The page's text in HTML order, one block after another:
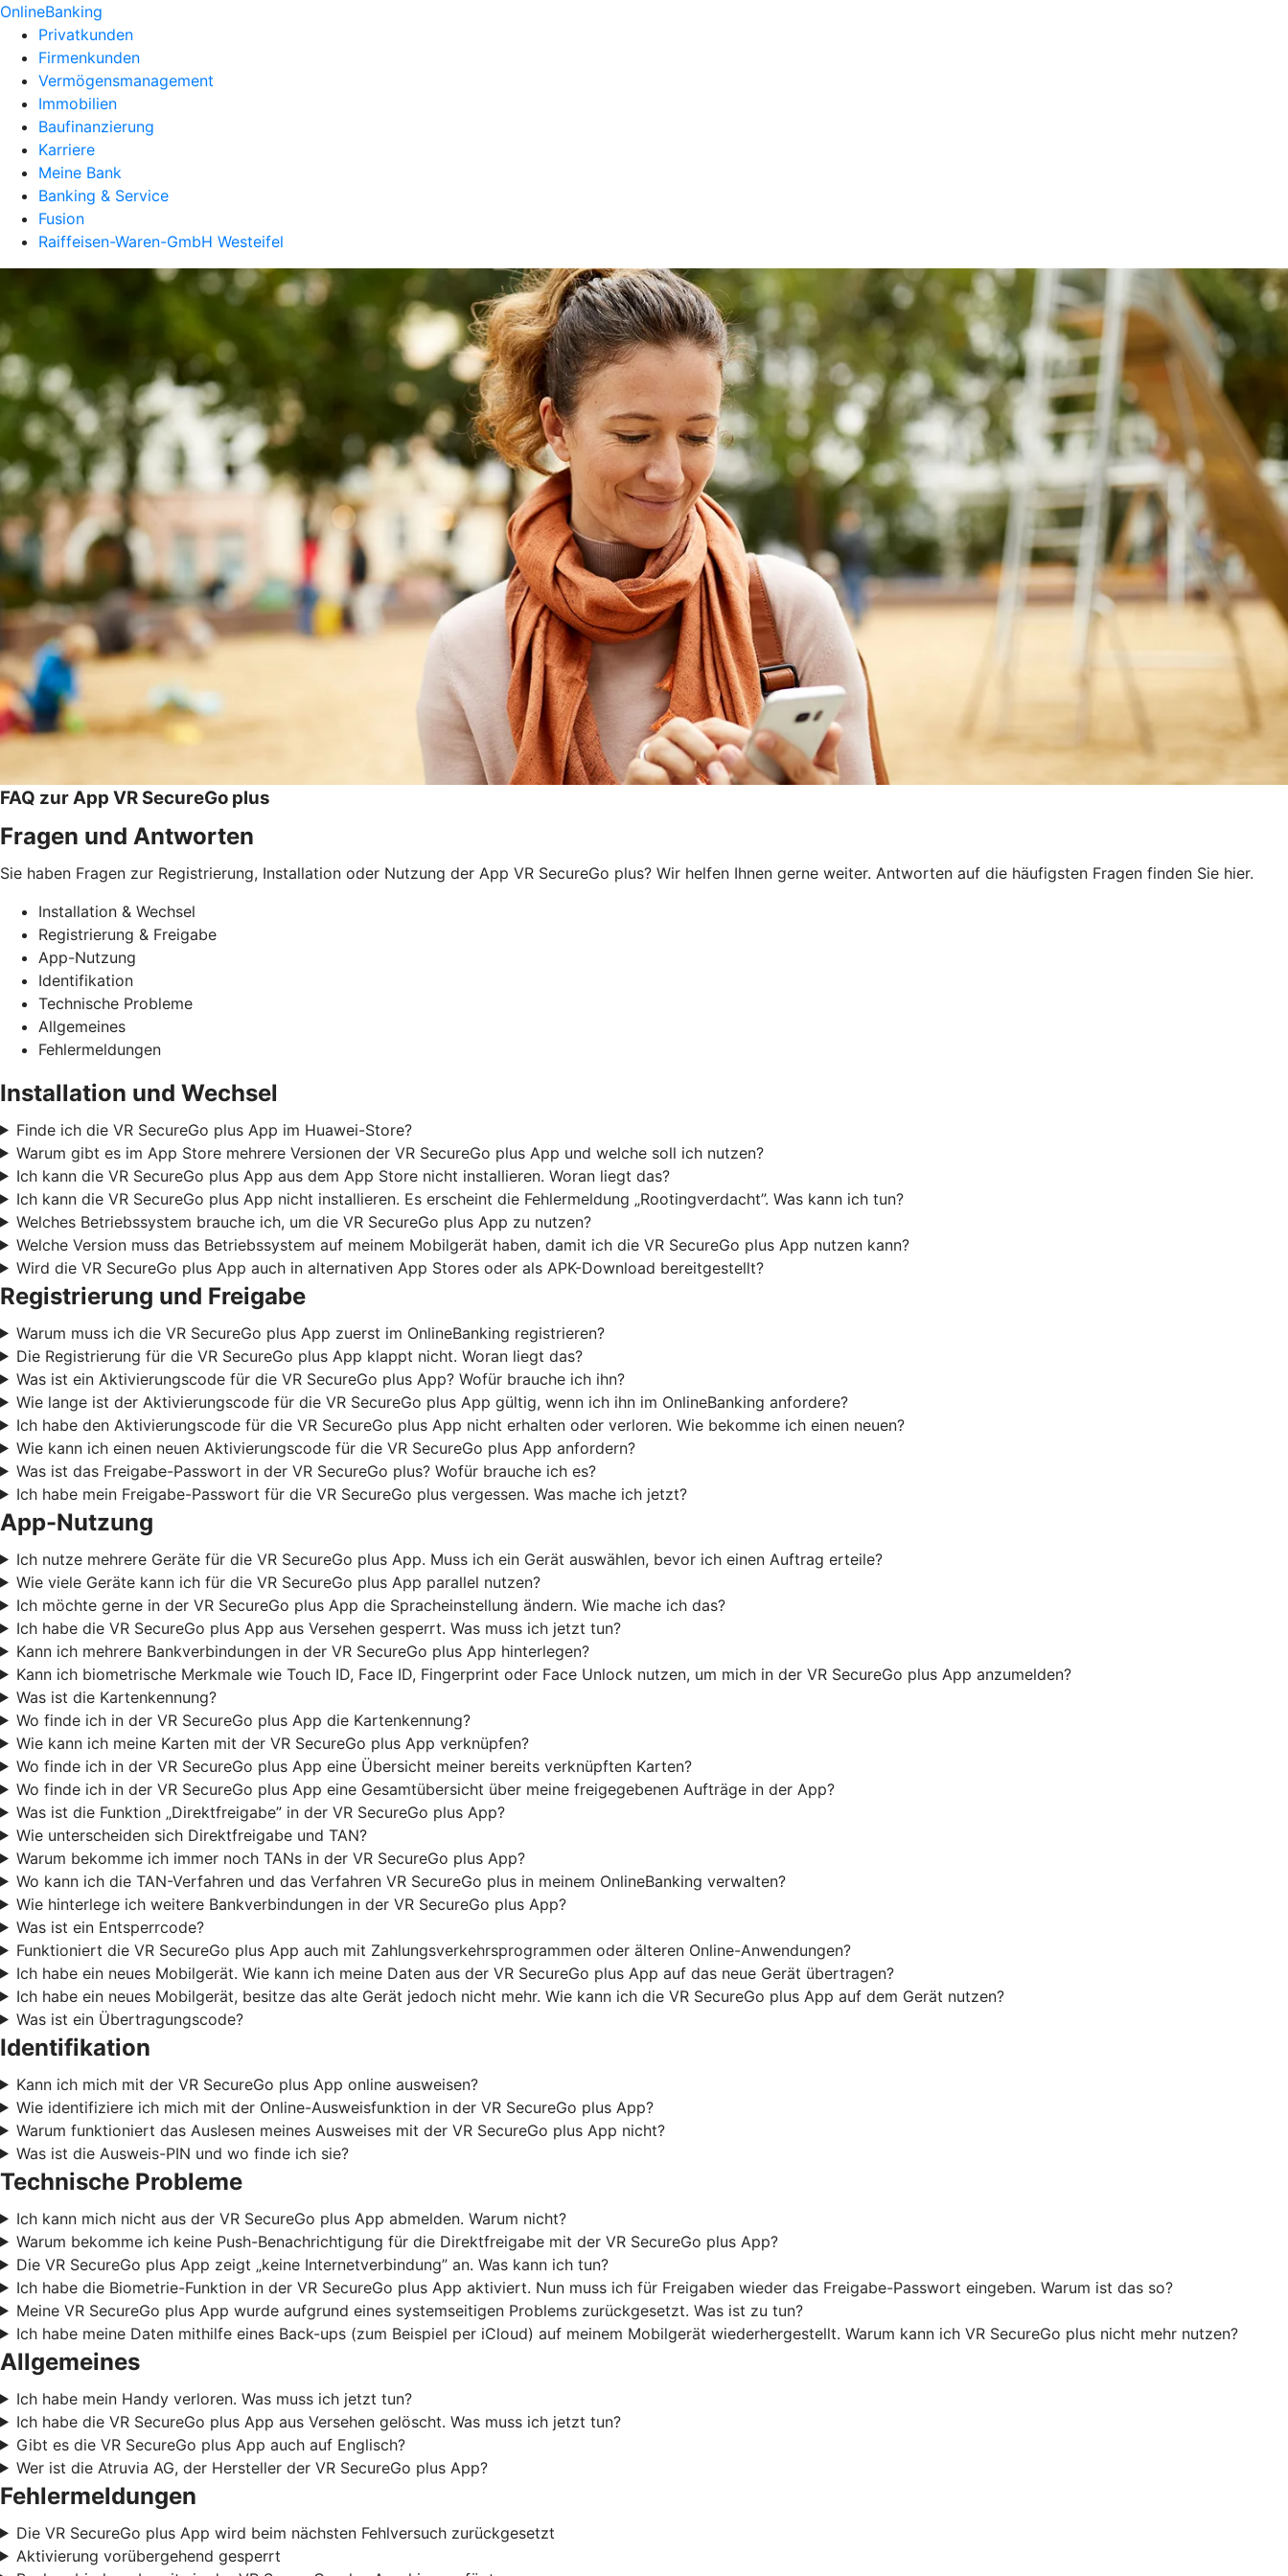
OnlineBanking
Privatkunden
Firmenkunden
Vermögensmanagement
Immobilien
Baufinanzierung
Karriere
Meine Bank
Banking & Service
Fusion
Raiffeisen-Waren-GmbH Westeifel
FAQ zur App VR SecureGo plus
Fragen und Antworten
Sie haben Fragen zur Registrierung, Installation oder Nutzung der App VR SecureGo plus? Wir helfen Ihnen gerne weiter. Antworten auf die häufigsten Fragen finden Sie hier.
Installation & Wechsel
Registrierung & Freigabe
App-Nutzung
Identifikation
Technische Probleme
Allgemeines
Fehlermeldungen
Installation und Wechsel
Finde ich die VR SecureGo plus App im Huawei-Store?
Warum gibt es im App Store mehrere Versionen der VR SecureGo plus App und welche soll ich nutzen?
Ich kann die VR SecureGo plus App aus dem App Store nicht installieren. Woran liegt das?
Ich kann die VR SecureGo plus App nicht installieren. Es erscheint die Fehlermeldung „Rootingverdacht”. Was kann ich tun?
Welches Betriebssystem brauche ich, um die VR SecureGo plus App zu nutzen?
Welche Version muss das Betriebssystem auf meinem Mobilgerät haben, damit ich die VR SecureGo plus App nutzen kann?
Wird die VR SecureGo plus App auch in alternativen App Stores oder als APK-Download bereitgestellt?
Registrierung und Freigabe
Warum muss ich die VR SecureGo plus App zuerst im OnlineBanking registrieren?
Die Registrierung für die VR SecureGo plus App klappt nicht. Woran liegt das?
Was ist ein Aktivierungscode für die VR SecureGo plus App? Wofür brauche ich ihn?
Wie lange ist der Aktivierungscode für die VR SecureGo plus App gültig, wenn ich ihn im OnlineBanking anfordere?
Ich habe den Aktivierungscode für die VR SecureGo plus App nicht erhalten oder verloren. Wie bekomme ich einen neuen?
Wie kann ich einen neuen Aktivierungscode für die VR SecureGo plus App anfordern?
Was ist das Freigabe-Passwort in der VR SecureGo plus? Wofür brauche ich es?
Ich habe mein Freigabe-Passwort für die VR SecureGo plus vergessen. Was mache ich jetzt?
App-Nutzung
Ich nutze mehrere Geräte für die VR SecureGo plus App. Muss ich ein Gerät auswählen, bevor ich einen Auftrag erteile?
Wie viele Geräte kann ich für die VR SecureGo plus App parallel nutzen?
Ich möchte gerne in der VR SecureGo plus App die Spracheinstellung ändern. Wie mache ich das?
Ich habe die VR SecureGo plus App aus Versehen gesperrt. Was muss ich jetzt tun?
Kann ich mehrere Bankverbindungen in der VR SecureGo plus App hinterlegen?
Kann ich biometrische Merkmale wie Touch ID, Face ID, Fingerprint oder Face Unlock nutzen, um mich in der VR SecureGo plus App anzumelden?
Was ist die Kartenkennung?
Wo finde ich in der VR SecureGo plus App die Kartenkennung?
Wie kann ich meine Karten mit der VR SecureGo plus App verknüpfen?
Wo finde ich in der VR SecureGo plus App eine Übersicht meiner bereits verknüpften Karten?
Wo finde ich in der VR SecureGo plus App eine Gesamtübersicht über meine freigegebenen Aufträge in der App?
Was ist die Funktion „Direktfreigabe” in der VR SecureGo plus App?
Wie unterscheiden sich Direktfreigabe und TAN?
Warum bekomme ich immer noch TANs in der VR SecureGo plus App?
Wo kann ich die TAN-Verfahren und das Verfahren VR SecureGo plus in meinem OnlineBanking verwalten?
Wie hinterlege ich weitere Bankverbindungen in der VR SecureGo plus App?
Was ist ein Entsperrcode?
Funktioniert die VR SecureGo plus App auch mit Zahlungsverkehrsprogrammen oder älteren Online-Anwendungen?
Ich habe ein neues Mobilgerät. Wie kann ich meine Daten aus der VR SecureGo plus App auf das neue Gerät übertragen?
Ich habe ein neues Mobilgerät, besitze das alte Gerät jedoch nicht mehr. Wie kann ich die VR SecureGo plus App auf dem Gerät nutzen?
Was ist ein Übertragungscode?
Identifikation
Kann ich mich mit der VR SecureGo plus App online ausweisen?
Wie identifiziere ich mich mit der Online-Ausweisfunktion in der VR SecureGo plus App?
Warum funktioniert das Auslesen meines Ausweises mit der VR SecureGo plus App nicht?
Was ist die Ausweis-PIN und wo finde ich sie?
Technische Probleme
Ich kann mich nicht aus der VR SecureGo plus App abmelden. Warum nicht?
Warum bekomme ich keine Push-Benachrichtigung für die Direktfreigabe mit der VR SecureGo plus App?
Die VR SecureGo plus App zeigt „keine Internetverbindung” an. Was kann ich tun?
Ich habe die Biometrie-Funktion in der VR SecureGo plus App aktiviert. Nun muss ich für Freigaben wieder das Freigabe-Passwort eingeben. Warum ist das so?
Meine VR SecureGo plus App wurde aufgrund eines systemseitigen Problems zurückgesetzt. Was ist zu tun?
Ich habe meine Daten mithilfe eines Back-ups (zum Beispiel per iCloud) auf meinem Mobilgerät wiederhergestellt. Warum kann ich VR SecureGo plus nicht mehr nutzen?
Allgemeines
Ich habe mein Handy verloren. Was muss ich jetzt tun?
Ich habe die VR SecureGo plus App aus Versehen gelöscht. Was muss ich jetzt tun?
Gibt es die VR SecureGo plus App auch auf Englisch?
Wer ist die Atruvia AG, der Hersteller der VR SecureGo plus App?
Fehlermeldungen
Die VR SecureGo plus App wird beim nächsten Fehlversuch zurückgesetzt
Aktivierung vorübergehend gesperrt